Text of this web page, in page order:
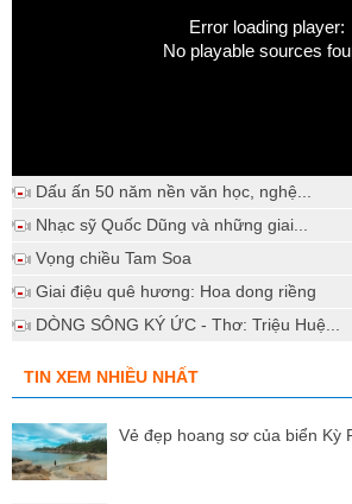
Error loading player:
No playable sources
Dấu ấn 50 năm nền văn học, nghệ...
Nhạc sỹ Quốc Dũng và những giai...
Vọng chiều Tam Soa
Giai điệu quê hương: Hoa dong riềng
DÒNG SÔNG KÝ ỨC - Thơ: Triệu Huệ...
TIN XEM NHIỀU NHẤT
Vẻ đẹp hoang sơ của biển Kỳ